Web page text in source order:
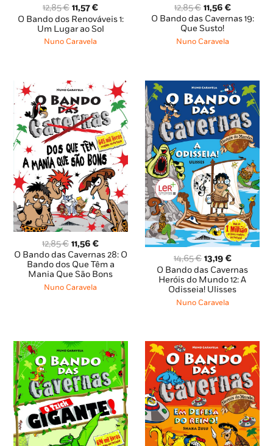
12,85€ O
preço
original
era:
11,57€O
preço
atual
O Bando dos Renováveis 1:
Um Lugar ao Sol
Nuno Caravela
12,85€ O
preço
original
era:
11,56 €O
preço
O Bando das Cavernas 19:
Que Susto!
Nuno Caravela
12,85€ O
preço
original
era:
12,85 €.
11,56€O
preço
atual
é:
O Bando das Cavernas 28: O
Bando dos Que Têm a
Mania Que São Bons
Nuno Caravela
14,65€ O
preço
original
era:
14,65 €.
13,19 €O
preço
atual
é:
O Bando das Cavernas
Heróis do Mundo 12: A
Odisseia! Ulisses
Nuno Caravela